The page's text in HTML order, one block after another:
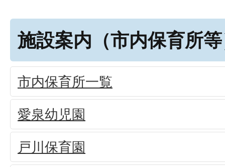
施設案内（市内保育所
市内保育所一覧
愛泉幼児園
戸川保育園